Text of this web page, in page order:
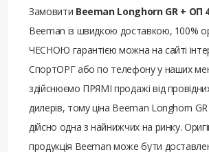
Замовити Beeman Longhorn GR + ОП
Beeman із швидкою доставкою, 100%
ЧЕСНОЮ гарантією можна на сайті
СпортОРГ або по телефону у наших
здійснюємо ПРЯМІ продажі від
дилерів, тому ціна Beeman Longhorn
дійсно одна з найнижчих на ринку.
продукція Beeman може бути